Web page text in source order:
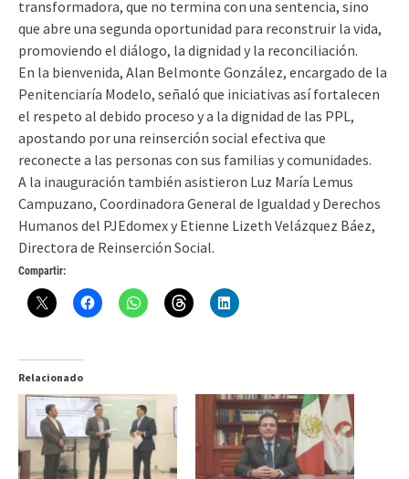
transformadora, que no termina con una sentencia, sino
que abre una segunda oportunidad para reconstruir la vida,
promoviendo el diálogo, la dignidad y la reconciliación.
En la bienvenida, Alan Belmonte González, encargado de la
Penitenciaría Modelo, señaló que iniciativas así fortalecen
el respeto al debido proceso y a la dignidad de las PPL,
apostando por una reinserción social efectiva que
reconecte a las personas con sus familias y comunidades.
A la inauguración también asistieron Luz María Lemus
Campuzano, Coordinadora General de Igualdad y Derechos
Humanos del PJEdomex y Etienne Lizeth Velázquez Báez,
Directora de Reinserción Social.
Compartir:
Relacionado